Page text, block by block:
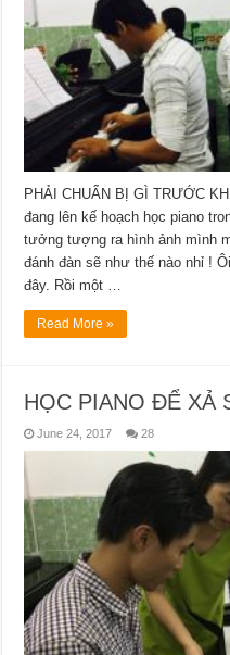
PHẢI CHUẨN BỊ GÌ TRƯỚC
đang lên kế hoạch học piano
tưởng tượng ra hình ảnh mình
đánh đàn sẽ như thế nào nhỉ !
đây. Rồi một …
Read More »
HỌC PIANO ĐỂ XẢ
June 24, 2017 28